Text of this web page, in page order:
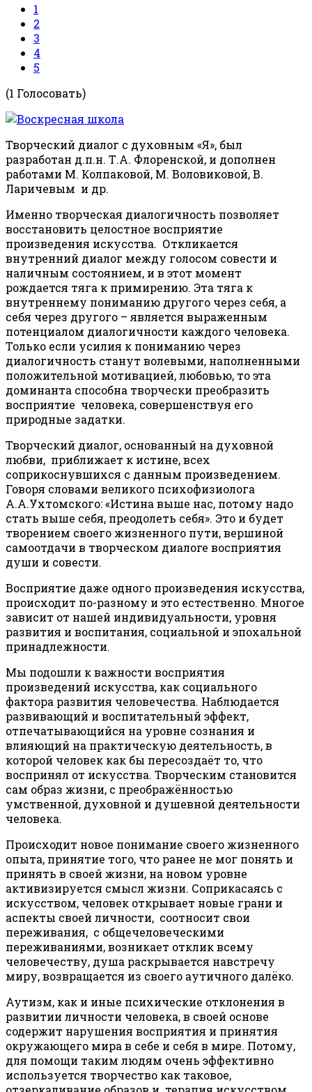
1
2
3
4
5
(1 Голосовать)
Творческий диалог с духовным «Я», был
разработан д.п.н. Т.А. Флоренской, и дополнен
работами М. Колпаковой, М. Воловиковой, В.
Ларичевым и др.
Именно творческая диалогичность позволяет
восстановить целостное восприятие
произведения искусства. Откликается
внутренний диалог между голосом совести и
наличным состоянием, и в этот момент
рождается тяга к примирению. Эта тяга к
внутреннему пониманию другого через себя, а
себя через другого – является выраженным
потенциалом диалогичности каждого человека.
Только если усилия к пониманию через
диалогичность станут волевыми, наполненными
положительной мотивацией, любовью, то эта
доминанта способна творчески преобразить
восприятие человека, совершенствуя его
природные задатки.
Творческий диалог, основанный на духовной
любви, приближает к истине, всех
соприкоснувшихся с данным произведением.
Говоря словами великого психофизиолога
А.А.Ухтомского: «Истина выше нас, потому надо
стать выше себя, преодолеть себя». Это и будет
творением своего жизненного пути, вершиной
самоотдачи в творческом диалоге восприятия
души и совести.
Восприятие даже одного произведения искусства,
происходит по-разному и это естественно. Многое
зависит от нашей индивидуальности, уровня
развития и воспитания, социальной и эпохальной
принадлежности.
Мы подошли к важности восприятия
произведений искусства, как социального
фактора развития человечества. Наблюдается
развивающий и воспитательный эффект,
отпечатывающийся на уровне сознания и
влияющий на практическую деятельность, в
которой человек как бы пересоздаёт то, что
воспринял от искусства. Творческим становится
сам образ жизни, с преображённостью
умственной, духовной и душевной деятельности
человека.
Происходит новое понимание своего жизненного
опыта, принятие того, что ранее не мог понять и
принять в своей жизни, на новом уровне
активизируется смысл жизни. Соприкасаясь с
искусством, человек открывает новые грани и
аспекты своей личности, соотносит свои
переживания, с общечеловеческими
переживаниями, возникает отклик всему
человечеству, душа раскрывается навстречу
миру, возвращается из своего аутичного далёко.
Аутизм, как и иные психические отклонения в
развитии личности человека, в своей основе
содержит нарушения восприятия и принятия
окружающего мира в себе и себя в мире. Потому,
для помощи таким людям очень эффективно
используется творчество как таковое,